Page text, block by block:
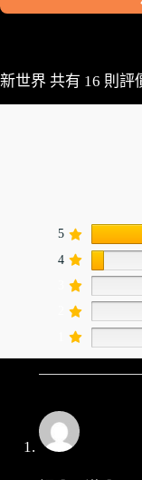
e
新世界 共有 16 則評
5
4